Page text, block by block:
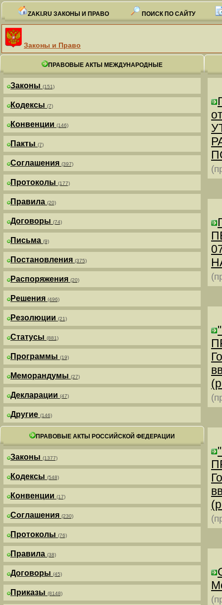
ZAKI.RU ЗАКОНЫ И ПРАВО ПОИСК ПО САЙТУ
Законы и Право
ПРАВОВЫЕ АКТЫ МЕЖДУНАРОДНЫЕ
Законы (151)
Кодексы (7)
Конвенции (146)
Пакты (7)
Соглашения (397)
Протоколы (177)
Правила (20)
Договоры (74)
Письма (9)
Постановления (375)
Распоряжения (20)
Решения (496)
Резолюции (21)
Статусы (881)
Программы (19)
Меморандумы (27)
Декларации (47)
Другие (146)
ПРАВОВЫЕ АКТЫ РОССИЙСКОЙ ФЕДЕРАЦИИ
Законы (1377)
Кодексы (548)
Конвенции (17)
Соглашения (230)
Протоколы (76)
Правила (38)
Договоры (45)
Приказы (8148)